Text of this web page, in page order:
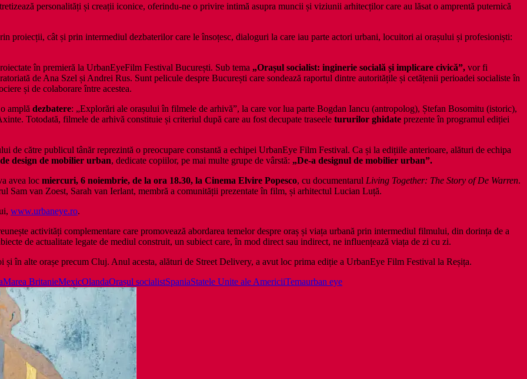
personalități și creații iconice, oferindu-ne o privire intimă asupra muncii și viziunii arhitecților care au lăsat o amprentă puternică
proiecții, cât și prin intermediul dezbaterilor care le însoțesc, dialoguri la care iau parte actori urbani, locuitori ai orașului și profesioniști:
în premieră la UrbanEyeFilm Festival București. Sub tema „Orașul socialist: inginerie socială și implicare civică”, vor fi
de Ana Szel și Andrei Rus. Sunt pelicule despre București care sondează raportul dintre autoritățile și cetățenii perioadei socialiste în
și de colaborare între acestea.
amplă dezbatere: „Explorări ale orașului în filmele de arhivă”, la care vor lua parte Bogdan Iancu (antropolog), Ștefan Bosomitu (istoric),
Totodată, filmele de arhivă constituie și criteriul după care au fost decupate traseele tururilor ghidate prezente în programul ediției
de către publicul tânăr reprezintă o preocupare constantă a echipei UrbanEye Film Festival. Ca și la edițiile anterioare, alături de echipa
design de mobilier urban, dedicate copiilor, pe mai multe grupe de vârstă: „De-a designul de mobilier urban”.
avea loc miercuri, 6 noiembrie, de la ora 18.30, la Cinema Elvire Popesco, cu documentarul Living Together: The Story of De Warren.
Sam van Zoest, Sarah van Ierlant, membră a comunității prezentate în film, și arhitectul Lucian Luță.
www.urbaneye.ro.
activități complementare care promovează abordarea temelor despre oraș și viața urbană prin intermediul filmului, din dorința de a
de actualitate legate de mediul construit, un subiect care, în mod direct sau indirect, ne influențează viața de zi cu zi.
în alte orașe precum Cluj. Anul acesta, alături de Street Delivery, a avut loc prima ediție a UrbanEye Film Festival la Reșița.
Marea BritanieMexicOlandaOrașul socialistSpaniaStatele Unite ale AmericiiTemaurban eye